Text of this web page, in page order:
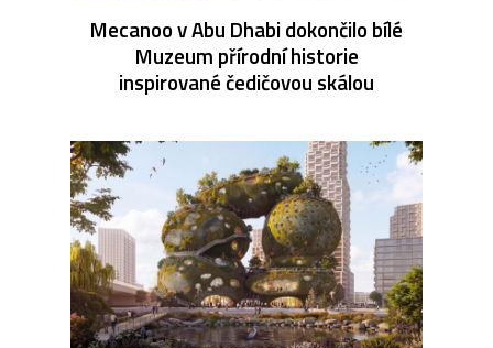
Mecanoo v Abu Dhabi dokončilo bílé
Muzeum přírodní historie
inspirované čedičovou skálou